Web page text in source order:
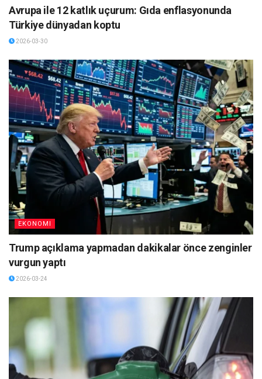
Avrupa ile 12 katlık uçurum: Gıda enflasyonunda
Türkiye dünyadan koptu
2026-03-30
EKONOMI
Trump açıklama yapmadan dakikalar önce zenginler
vurgun yaptı
2026-03-24